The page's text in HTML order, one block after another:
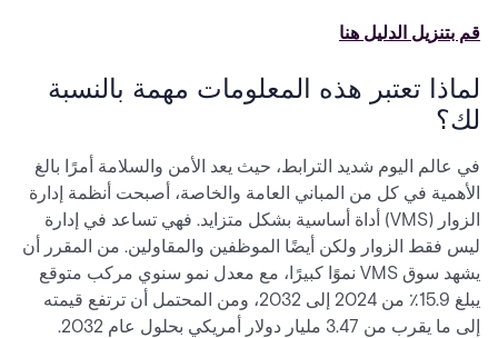
قم بتنزيل الدليل هنا
لماذا تعتبر هذه المعلومات مهمة بالنسبة
لك؟
في عالم اليوم شديد الترابط، حيث يعد الأمن والسلامة أمرًا بالغ
الأهمية في كل من المباني العامة والخاصة، أصبحت أنظمة إدارة
الزوار (VMS) أداة أساسية بشكل متزايد. فهي تساعد في إدارة
ليس فقط الزوار ولكن أيضًا الموظفين والمقاولين. من المقرر أن
يشهد سوق VMS نموًا كبيرًا، مع معدل نمو سنوي مركب متوقع
يبلغ 15.9٪ من 2024 إلى 2032، ومن المحتمل أن ترتفع قيمته
إلى ما يقرب من 3.47 مليار دولار أمريكي بحلول عام 2032.